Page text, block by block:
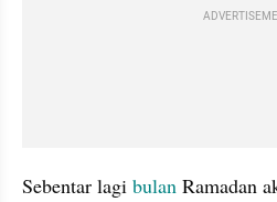
Sebentar lagi bulan Ramadan